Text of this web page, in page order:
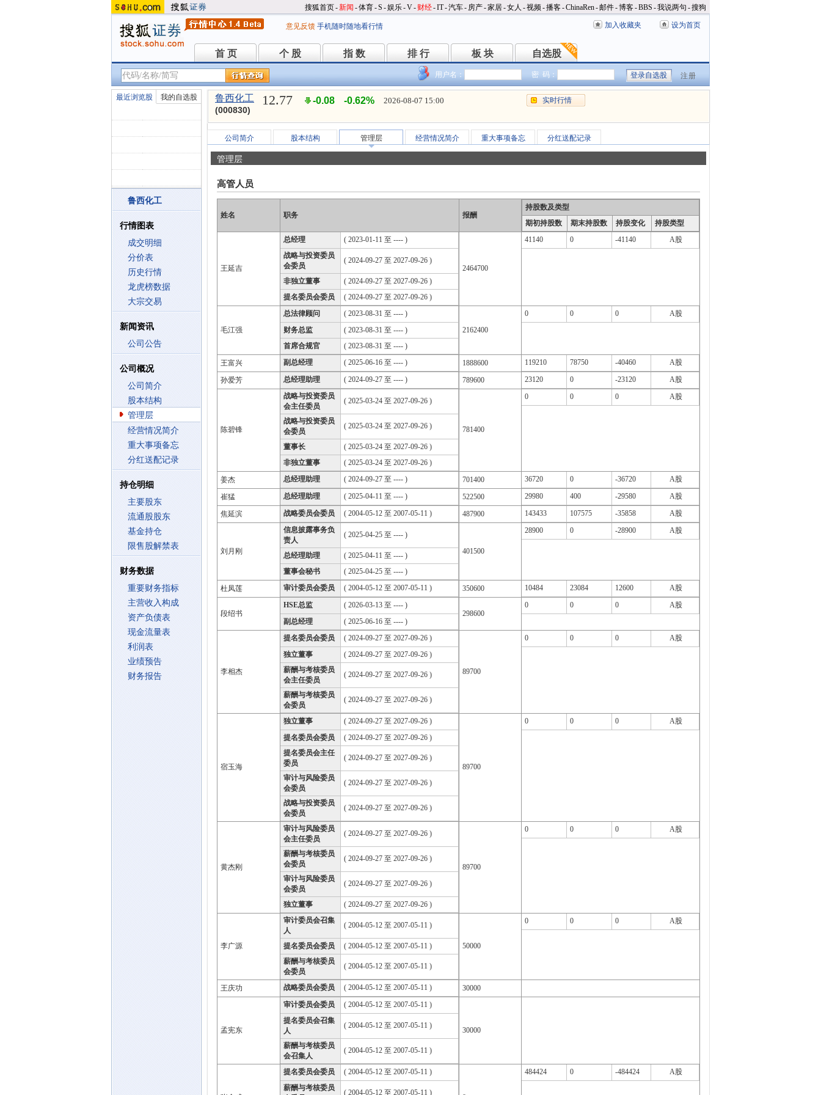
搜狐首页-新闻 -体育-S -娱乐-V- 财经-IT-汽车- 房产-家居-女人 -视频-播客-ChinaRen-邮件-博客-BBS -我说两句 -搜狗
意见反馈 手机随时随地看行情 加入收藏夹 设为首页
首 页
首 页 个 股
个 股 指 数
指 数 排 行
排 行 板 块
板 块 自选股
自选股
用户名： 密 码： 注册
最近浏览股 我的自选股
鲁西化工
行情图表
成交明细
分价表
历史行情
龙虎榜数据
大宗交易
新闻资讯
公司公告
公司概况
公司简介
股本结构
管理层
经营情况简介
重大事项备忘
分红送配记录
持仓明细
主要股东
流通股股东
基金持仓
限售股解禁表
财务数据
重要财务指标
主营收入构成
资产负债表
现金流量表
利润表
业绩预告
财务报告
鲁西化工
(000830)
12.77 -0.08 -0.62% 2026-08-07 15:00 实时行情
公司简介 股本结构 管理层 经营情况简介 重大事项备忘 分红送配记录
管理层
高管人员
姓名 职务 报酬
持股数及类型
期初持股数
期末持股数 持股变化 持股类型
王延吉
总经理
( 2023-01-11 至 ---- )
战略与投资委员
会委员
( 2024-09-27 至 2027-09-26 )
非独立董事
( 2024-09-27 至 2027-09-26 )
提名委员会委员
( 2024-09-27 至 2027-09-26 )
2464700
41140 0 -41140 A股
毛江强
总法律顾问
( 2023-08-31 至 ---- )
财务总监
( 2023-08-31 至 ---- )
首席合规官
( 2023-08-31 至 ---- )
2162400
0 0 0 A股
王富兴 副总经理 ( 2025-06-16 至 ---- ) 1888600 119210 78750 -40460 A股
孙爱芳 总经理助理 ( 2024-09-27 至 ---- ) 789600 23120 0 -23120 A股
陈碧锋
战略与投资委员
会主任委员
( 2025-03-24 至 2027-09-26 )
战略与投资委员
会委员
( 2025-03-24 至 2027-09-26 )
董事长
( 2025-03-24 至 2027-09-26 )
非独立董事
( 2025-03-24 至 2027-09-26 )
781400
0 0 0 A股
姜杰 总经理助理 ( 2024-09-27 至 ---- ) 701400 36720 0 -36720 A股
崔猛 总经理助理 ( 2025-04-11 至 ---- ) 522500 29980 400 -29580 A股
焦延滨 战略委员会委员 ( 2004-05-12 至 2007-05-11 ) 487900 143433 107575 -35858 A股
刘月刚
信息披露事务负
责人
( 2025-04-25 至 ---- )
总经理助理
( 2025-04-11 至 ---- )
董事会秘书
( 2025-04-25 至 ---- )
401500
28900 0 -28900 A股
杜凤莲 审计委员会委员 ( 2004-05-12 至 2007-05-11 ) 350600 10484 23084 12600 A股
段绍书
HSE总监
( 2026-03-13 至 ---- )
副总经理
( 2025-06-16 至 ---- )
298600
0 0 0 A股
李相杰
提名委员会委员
( 2024-09-27 至 2027-09-26 )
独立董事
( 2024-09-27 至 2027-09-26 )
薪酬与考核委员
会主任委员
( 2024-09-27 至 2027-09-26 )
薪酬与考核委员
会委员
( 2024-09-27 至 2027-09-26 )
89700
0 0 0 A股
宿玉海
独立董事
( 2024-09-27 至 2027-09-26 )
提名委员会委员
( 2024-09-27 至 2027-09-26 )
提名委员会主任
委员
( 2024-09-27 至 2027-09-26 )
审计与风险委员
会委员
( 2024-09-27 至 2027-09-26 )
战略与投资委员
会委员
( 2024-09-27 至 2027-09-26 )
89700
0 0 0 A股
黄杰刚
审计与风险委员
会主任委员
( 2024-09-27 至 2027-09-26 )
薪酬与考核委员
会委员
( 2024-09-27 至 2027-09-26 )
审计与风险委员
会委员
( 2024-09-27 至 2027-09-26 )
独立董事 ( 2024-09-27 至 2027-09-26 )
89700
0 0 0 A股
李广源
审计委员会召集
人
( 2004-05-12 至 2007-05-11 )
提名委员会委员
( 2004-05-12 至 2007-05-11 )
薪酬与考核委员
会委员
( 2004-05-12 至 2007-05-11 )
50000
0 0 0 A股
王庆功 战略委员会委员 ( 2004-05-12 至 2007-05-11 ) 30000
孟宪东
审计委员会委员
( 2004-05-12 至 2007-05-11 )
提名委员会召集
人
( 2004-05-12 至 2007-05-11 )
薪酬与考核委员
会召集人
( 2004-05-12 至 2007-05-11 )
30000
提名委员会委员
( 2004-05-12 至 2007-05-11 )
薪酬与考核委员
( 2004-05-12 至 2007-05-11 )
484424 0 -484424 A股